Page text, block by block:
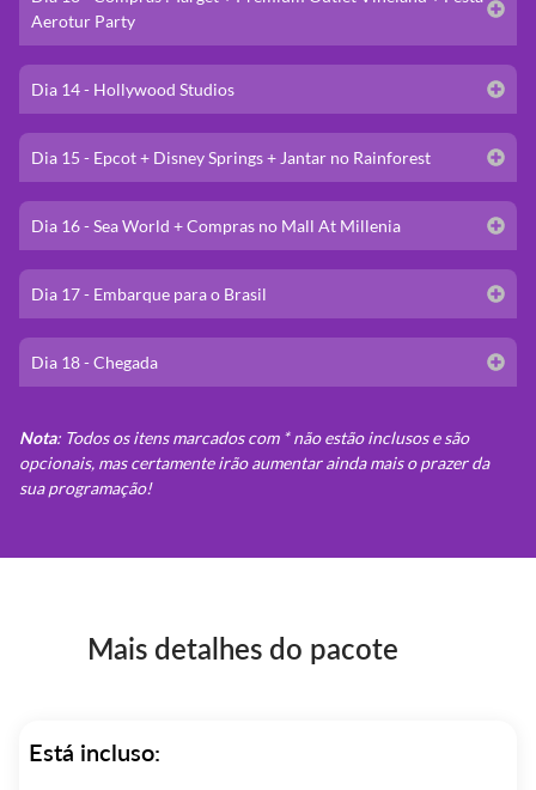
Aerotur Party
Dia 14 - Hollywood Studios
Dia 15 - Epcot + Disney Springs + Jantar no Rainforest
Dia 16 - Sea World + Compras no Mall At Millenia
Dia 17 - Embarque para o Brasil
Dia 18 - Chegada
Nota: Todos os itens marcados com * não estão inclusos e são
opcionais, mas certamente irão aumentar ainda mais o prazer da
sua programação!
Mais detalhes do pacote
Está incluso: